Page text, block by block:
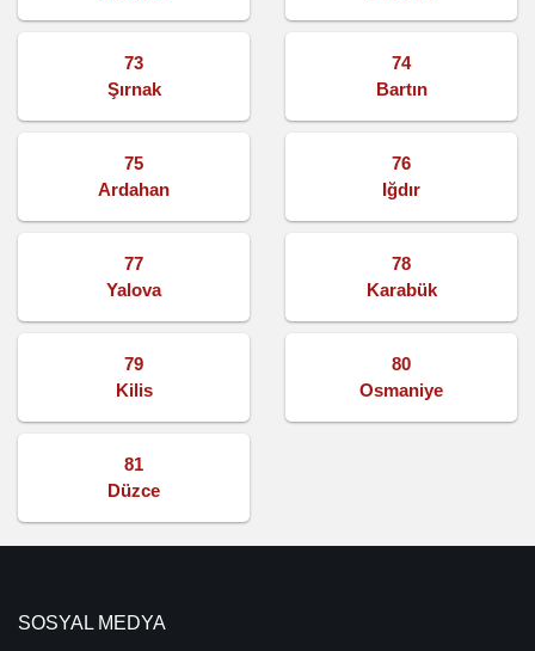
73
Şırnak
74
Bartın
75
Ardahan
76
Iğdır
77
Yalova
78
Karabük
79
Kilis
80
Osmaniye
81
Düzce
SOSYAL MEDYA